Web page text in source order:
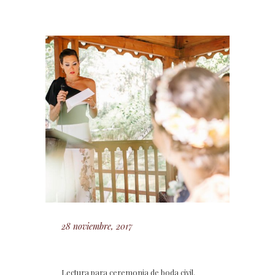
28 noviembre, 2017
Lectura para ceremonia de boda civil.